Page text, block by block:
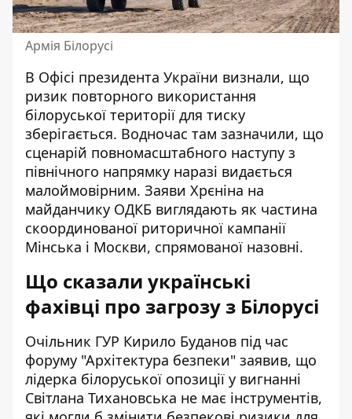
Армія Білорусі
В Офісі президента України визнали, що
ризик повторного використання
білоруської території для тиску
зберігається. Водночас там зазначили, що
сценарій повномасштабного наступу з
північного напрямку наразі видається
малоймовірним. Заяви Хрєніна на
майданчику ОДКБ виглядають як частина
скоординованої риторичної кампанії
Мінська і Москви, спрямованої назовні.
Що сказали українські
фахівці про загрозу з Білорусі
Очільник ГУР Кирило Буданов під час
форуму "Архітектура безпеки" заявив, що
лідерка білоруської опозиції у вигнанні
Світлана Тихановська не має інструментів,